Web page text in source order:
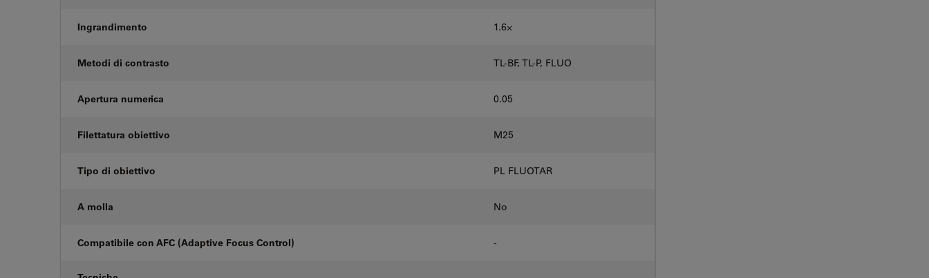
Ingrandimento 1.6⨉
Metodi di contrasto TL-BF, TL-P, FLUO
Apertura numerica 0.05
Filettatura obiettivo M25
Tipo di obiettivo PL FLUOTAR
A molla No
Compatibile con AFC (Adaptive Focus Control) -